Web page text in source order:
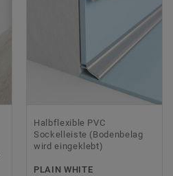
Halbflexible PVC
Sockelleiste (Bodenbelag
wird eingeklebt)
PLAIN WHITE